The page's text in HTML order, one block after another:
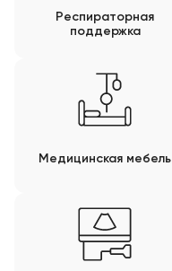
Респираторная
поддержка
Медицинская мебель